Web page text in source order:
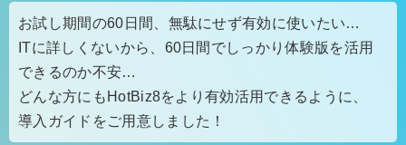
お試し期間の60日間、無駄にせず有効に使いたい…
ITに詳しくないから、60日間でしっかり体験版を活用
できるのか不安…
どんな方にもHotBiz8をより有効活用できるように、
導入ガイドをご用意しました！